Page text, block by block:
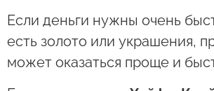
Если деньги нужны очень
есть золото или украшения,
может оказаться проще и